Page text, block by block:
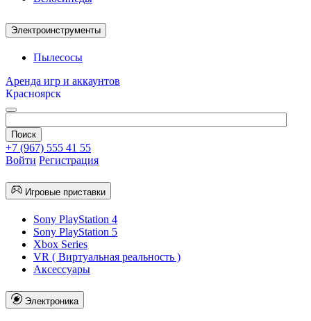
Электроинструменты
Пылесосы
Аренда игр и аккаунтов
Красноярск
+7 (967) 555 41 55
Войти Регистрация
Игровые приставки
Sony PlayStation 4
Sony PlayStation 5
Xbox Series
VR ( Виртуальная реальность )
Аксессуары
Электроника